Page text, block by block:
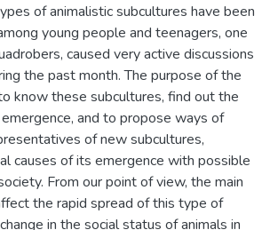
of animalistic subcultures have been
young people and teenagers, one
caused very active discussions
the past month. The purpose of the
know these subcultures, find out the
and to propose ways of
of new subcultures,
causes of its emergence with possible
From our point of view, the main
the rapid spread of this type of
in the social status of animals in